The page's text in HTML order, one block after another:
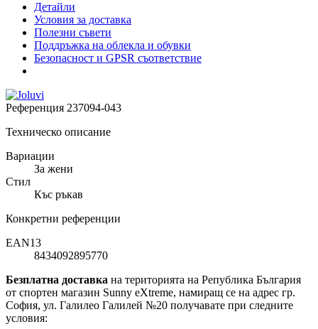
Детайли
Условия за доставка
Полезни съвети
Поддръжка на облекла и обувки
Безопасност и GPSR съответствие
Референция 237094-043
Техническо описание
Вариации
За жени
Стил
Къс ръкав
Конкретни референции
EAN13
8434092895770
Безплатна доставка на територията на Република България
от спортен магазин Sunny eXtreme, намиращ се на адрес гр.
София, ул. Галилео Галилей №20 получавате при следните
условия: